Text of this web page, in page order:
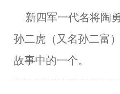
新四军一代名将陶
孙二虎（又名孙二富
故事中的一个。